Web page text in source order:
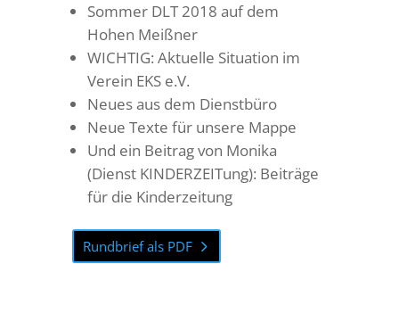
Sommer DLT 2018 auf dem
Hohen Meißner
WICHTIG: Aktuelle Situation im
Verein EKS e.V.
Neues aus dem Dienstbüro
Neue Texte für unsere Mappe
Und ein Beitrag von Monika
(Dienst KINDERZEITung): Beiträge
für die Kinderzeitung
Rundbrief als PDF